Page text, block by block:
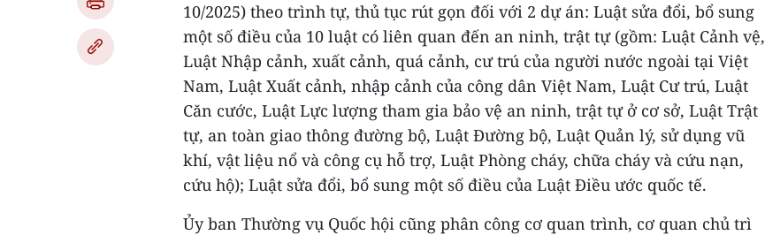
10/2025) theo trình tự, thủ tục rút gọn đối với 2 dự án: Luật sửa đổi, bổ sung
một số điều của 10 luật có liên quan đến an ninh, trật tự (gồm: Luật Cảnh vệ,
Luật Nhập cảnh, xuất cảnh, quá cảnh, cư trú của người nước ngoài tại Việt
Nam, Luật Xuất cảnh, nhập cảnh của công dân Việt Nam, Luật Cư trú, Luật
Căn cước, Luật Lực lượng tham gia bảo vệ an ninh, trật tự ở cơ sở, Luật Trật
tự, an toàn giao thông đường bộ, Luật Đường bộ, Luật Quản lý, sử dụng vũ
khí, vật liệu nổ và công cụ hỗ trợ, Luật Phòng cháy, chữa cháy và cứu nạn,
cứu hộ); Luật sửa đổi, bổ sung một số điều của Luật Điều ước quốc tế.
Ủy ban Thường vụ Quốc hội cũng phân công cơ quan trình, cơ quan chủ trì